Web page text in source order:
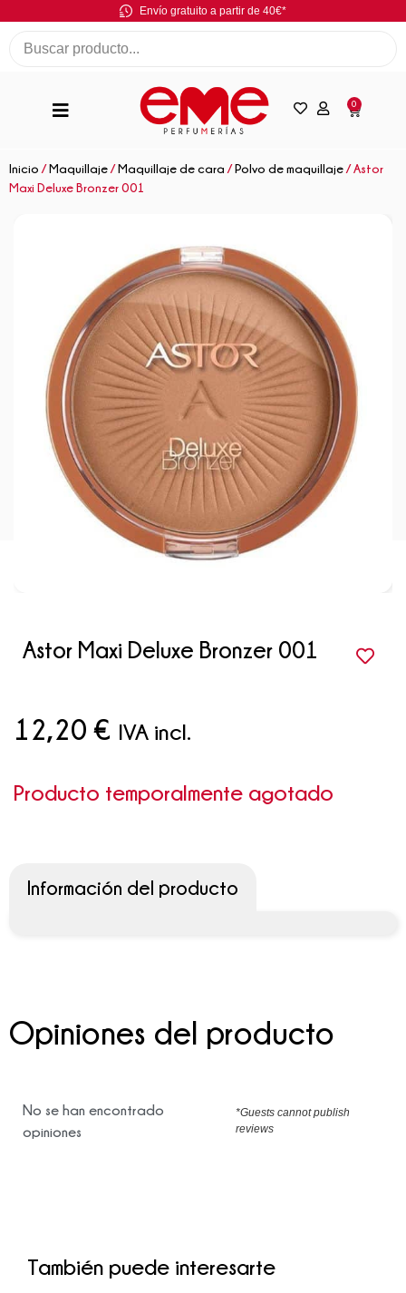
Envío gratuito a partir de 40€*
0
Inicio /Maquillaje /Maquillaje de cara /Polvo de maquillaje / Astor
Maxi Deluxe Bronzer 001
Astor Maxi Deluxe Bronzer 001
12,20€ IVA incl.
Producto temporalmente agotado
Información del producto
Opiniones del producto
No se han encontrado
opiniones
*Guests cannot publish
reviews
También puede interesarte